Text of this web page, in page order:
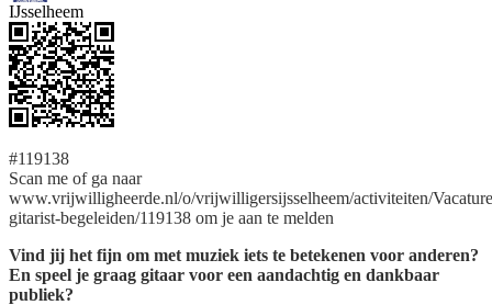
IJsselheem
#119138
Scan me of ga naar
www.vrijwilligheerde.nl/o/vrijwilligersijsselheem/activiteiten/
gitarist-begeleiden/119138 om je aan te melden
Vind jij het fijn om met muziek iets te betekenen voor anderen?
En speel je graag gitaar voor een aandachtig en dankbaar
publiek?